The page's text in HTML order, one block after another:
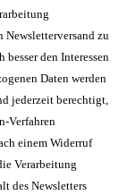
Newsletterversand zu
den Interessen
Daten werden
jederzeit berechtigt,
Verfahren
einem Widerruf
Verarbeitung
des Newsletters